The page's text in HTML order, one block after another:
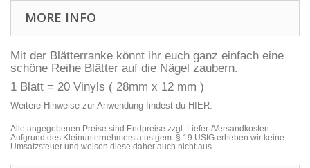
MORE INFO
Mit der Blätterranke könnt ihr euch ganz einfach eine
schöne Reihe Blätter auf die Nägel zaubern.
1 Blatt = 20 Vinyls ( 28mm x 12 mm )
Weitere Hinweise zur Anwendung findest du HIER
Alle angegebenen Preise sind Endpreise zzgl. Liefer-/Versandkosten.
Aufgrund des Kleinunternehmerstatus gem. § 19 UStG erheben wir keine
Umsatzsteuer und weisen diese daher auch nicht aus.